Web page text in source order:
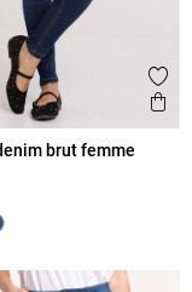
brut femme